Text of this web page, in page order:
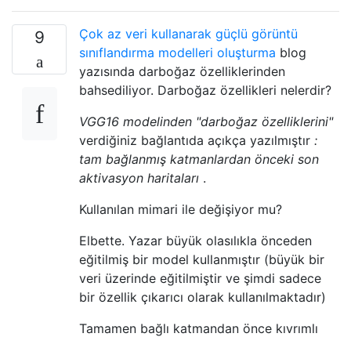
9
Çok az veri kullanarak güçlü görüntü
sınıflandırma modelleri oluşturma blog
yazısında darboğaz özelliklerinden
bahsediliyor. Darboğaz özellikleri nelerdir?
VGG16 modelinden "darboğaz özelliklerini"
verdiğiniz bağlantıda açıkça yazılmıştır :
tam bağlanmış katmanlardan önceki son
aktivasyon haritaları .
Kullanılan mimari ile değişiyor mu?
Elbette. Yazar büyük olasılıkla önceden
eğitilmiş bir model kullanmıştır (büyük bir
veri üzerinde eğitilmiştir ve şimdi sadece
bir özellik çıkarıcı olarak kullanılmaktadır)
Tamamen bağlı katmandan önce kıvrımlı